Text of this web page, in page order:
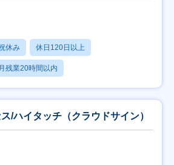
休み 休日120日以上
月残業20時間以内
/ハイタッチ（クラウドサイン）